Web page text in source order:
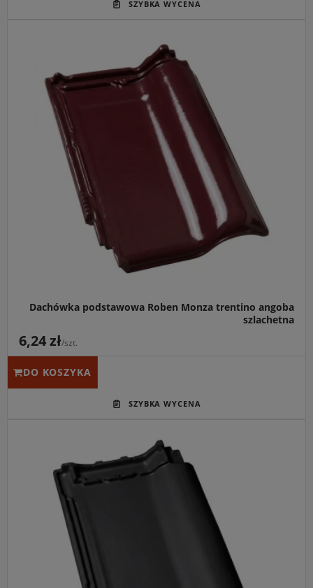
Główne przeznaczenie: Eleganckie i wyjątkowo trwałe
wykończenie dachów spadzistych o wielowymiarowej
kolorystyce.
Idealny do:
Architektury inspirowanej stylem
śródziemnomorskim, domów o jasnych elewacjach oraz
projektów wymagających szlachetnego połysku.
Kluczowa cecha:
Model Monza (wcześniej znany jako
Monza Plus) w wersji Trentino oferuje unikalny,
cieniowany odcień z powłoką Angoba Szlachetna, przy
zachowaniu niskiego zużycia od 9,4 szt./m².
Dachówka podstawowa Roben Monza trentino angoba
szlachetna
6,24 zł/szt.
DO KOSZYKA
Główne przeznaczenie:
Szczelne i estetyczne pokrycie
dachów o minimalnym kącie nachylenia 22°, idealne dla
nowoczesnego budownictwa.
Idealny do:
Współpracy z pełnym systemem akcesoriów
ceramicznych Röben w kolorze antracytowej angoby,
zapewniając spójność wizualną całej połaci.
Kluczowa cecha:
Wyjątkowo duża tolerancja przesuwu